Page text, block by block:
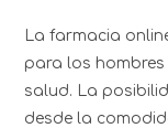
La farmacia
para los
salud. La
desde la